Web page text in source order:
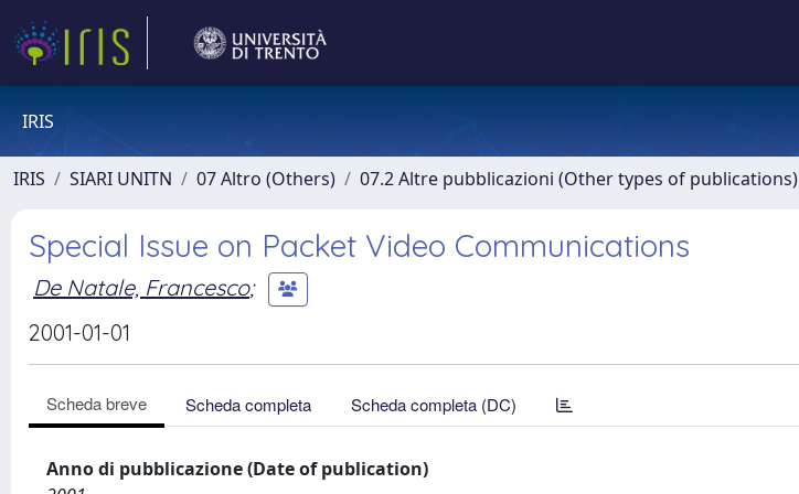
IRIS
IRIS SIARI UNITN 07 Altro (Others) 07.2 Altre pubblicazioni (Other types of publications)
Special Issue on Packet Video Communications
De Natale, Francesco;
2001-01-01
Scheda breve Scheda completa Scheda completa (DC)
Anno di pubblicazione (Date of publication)